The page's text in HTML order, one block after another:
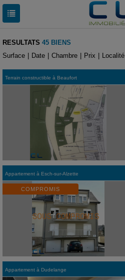
RESULTATS 45 BIENS
Surface
Date Chambre Prix Localité
Terrain constructible à Beaufort
Appartement à Esch-sur-Alzette
COMPROMIS
Appartement à Dudelange